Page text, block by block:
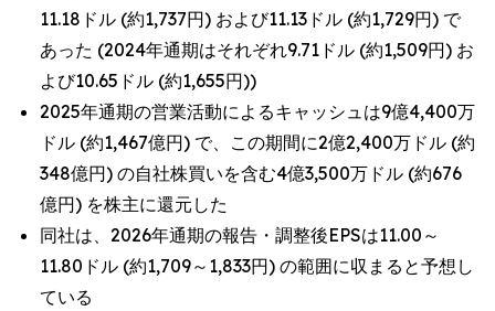
11.18ドル (約1,737円) および11.13ドル (約1,729円) で
あった (2024年通期はそれぞれ9.71ドル (約1,509円) お
よび10.65ドル (約1,655円))
2025年通期の営業活動によるキャッシュは9億4,400万
ドル (約1,467億円) で、この期間に2億2,400万ドル (約
348億円) の自社株買いを含む4億3,500万ドル (約676
億円) を株主に還元した
同社は、2026年通期の報告・調整後EPSは11.00～
11.80ドル (約1,709～1,833円) の範囲に収まると予想し
ている